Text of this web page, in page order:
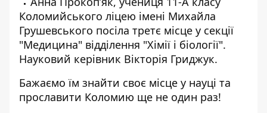
Коломийського ліцею імені Михайла
Грушевського посіла третє місце у секції
"Медицина" відділення "Хімії і біології".
Науковий керівник Вікторія Гриджук.
Бажаємо їм знайти своє місце у науці та
прославити Коломию ще не один раз!